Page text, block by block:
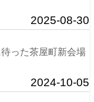
2025-08-30
った茶屋町新会場
2024-10-05